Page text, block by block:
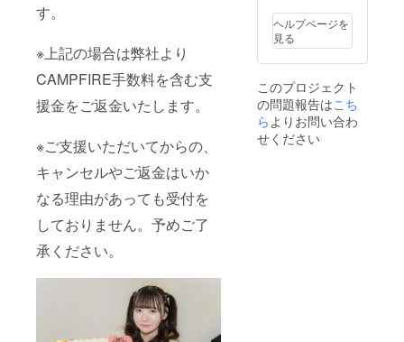
す。
※上記の場合は弊社より
CAMPFIRE手数料を含む支
援金をご返金いたします。
※ご支援いただいてからの、
キャンセルやご返金はいか
なる理由があっても受付を
しておりません。予めご了
承ください。
プレー
トのお
名前
は、備
記載さ
れたお
名前が
使用さ
れま
きま
す。 ④
生誕限
定オリ
ネーム
プレー
ト リ
ターン
品の郵
ワース
タンド
に生誕
祭支援
てお名
前を掲
載させ
ていた
だきま
データ
はメー
ルにて
後日お
せてい
ただき
ます。
③のぼ
り旗 当
ヘルプページを
見る
このプロジェクト
の問題報告はこち
らよりお問い合わ
せください